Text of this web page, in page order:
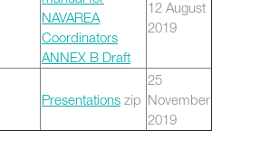
NAVAREA
Coordinators
ANNEX B Draft
12 August
2019
Presentations zip
25
November
2019